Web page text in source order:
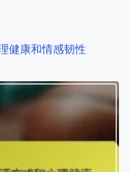
健康和情感韧性